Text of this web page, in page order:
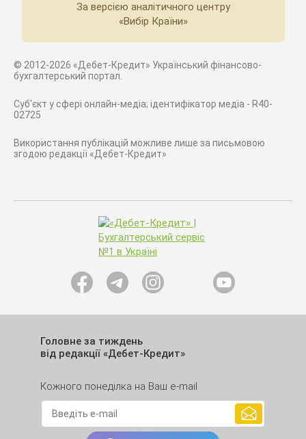
За версією аналітичного центру
«Вибір Країни»
© 2012-2026 «Дебет-Кредит» Український фінансово-
бухгалтерський портал.
Суб'єкт у сфері онлайн-медіа; ідентифікатор медіа - R40-
02725
Використання публікацій можливе лише за письмовою
згодою редакції «Дебет-Кредит»
Головне за тиждень
від редакції «Дебет-Кредит»
Кожного понеділка на Ваш e-mail